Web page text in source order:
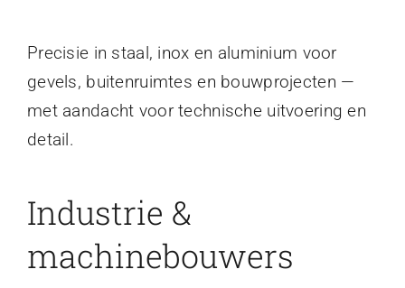
Precisie in staal, inox en aluminium voor
gevels, buitenruimtes en bouwprojecten —
met aandacht voor technische uitvoering en
detail.
Industrie &
machinebouwers